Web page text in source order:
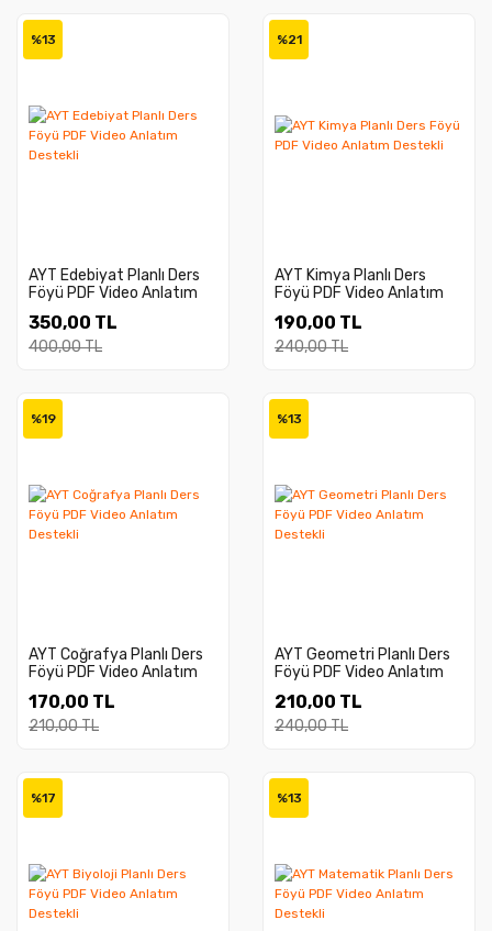
%13
AYT Edebiyat Planlı Ders
Föyü PDF Video Anlatım
350,00 TL
400,00 TL
%21
AYT Kimya Planlı Ders
Föyü PDF Video Anlatım
190,00 TL
240,00 TL
%19
AYT Coğrafya Planlı Ders
Föyü PDF Video Anlatım
170,00 TL
210,00 TL
%13
AYT Geometri Planlı Ders
Föyü PDF Video Anlatım
210,00 TL
240,00 TL
%17 %13